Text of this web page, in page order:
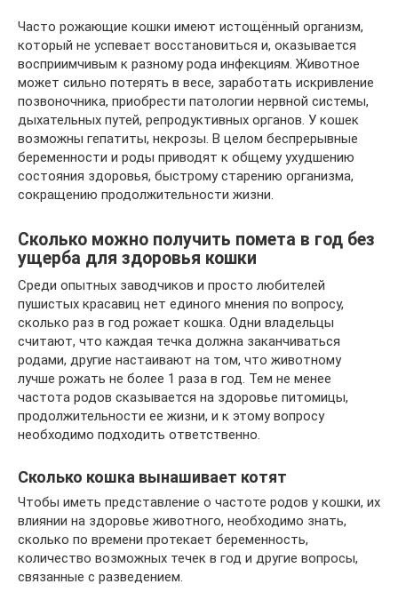
Часто рожающие кошки имеют истощённый организм,
который не успевает восстановиться и, оказывается
восприимчивым к разному рода инфекциям. Животное
может сильно потерять в весе, заработать искривление
позвоночника, приобрести патологии нервной системы,
дыхательных путей, репродуктивных органов. У кошек
возможны гепатиты, некрозы. В целом беспрерывные
беременности и роды приводят к общему ухудшению
состояния здоровья, быстрому старению организма,
сокращению продолжительности жизни.
Сколько можно получить помета в год без
ущерба для здоровья кошки
Среди опытных заводчиков и просто любителей
пушистых красавиц нет единого мнения по вопросу,
сколько раз в год рожает кошка. Одни владельцы
считают, что каждая течка должна заканчиваться
родами, другие настаивают на том, что животному
лучше рожать не более 1 раза в год. Тем не менее
частота родов сказывается на здоровье питомицы,
продолжительности ее жизни, и к этому вопросу
необходимо подходить ответственно.
Сколько кошка вынашивает котят
Чтобы иметь представление о частоте родов у кошки, их
влиянии на здоровье животного, необходимо знать,
сколько по времени протекает беременность,
количество возможных течек в год и другие вопросы,
связанные с разведением.